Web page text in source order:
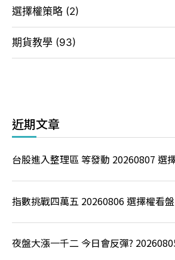
選擇權策略 (2)
期貨教學 (93)
近期文章
台股進入整理區 等發動 20260807 選
指數挑戰四萬五 20260806 選擇權看
夜盤大漲一千二 今日會反彈?